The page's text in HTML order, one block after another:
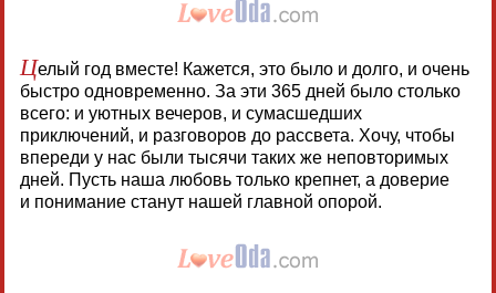
Целый год вместе! Кажется, это было и долго, и очень
быстро одновременно. За эти 365 дней было столько
всего: и уютных вечеров, и сумасшедших
приключений, и разговоров до рассвета. Хочу, чтобы
впереди у нас были тысячи таких же неповторимых
дней. Пусть наша любовь только крепнет, а доверие
и понимание станут нашей главной опорой.